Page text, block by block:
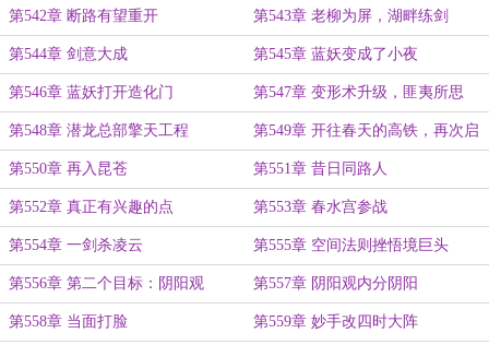
第542章 断路有望重开 第543章 老柳为屏，湖畔练剑
第544章 剑意大成 第545章 蓝妖变成了小夜
第546章 蓝妖打开造化门 第547章 变形术升级，匪夷所思
第548章 潜龙总部擎天工程 第549章 开往春天的高铁，再次启
动
第550章 再入昆苍 第551章 昔日同路人
第552章 真正有兴趣的点 第553章 春水宫参战
第554章 一剑杀凌云 第555章 空间法则挫悟境巨头
第556章 第二个目标：阴阳观 第557章 阴阳观内分阴阳
第558章 当面打脸 第559章 妙手改四时大阵